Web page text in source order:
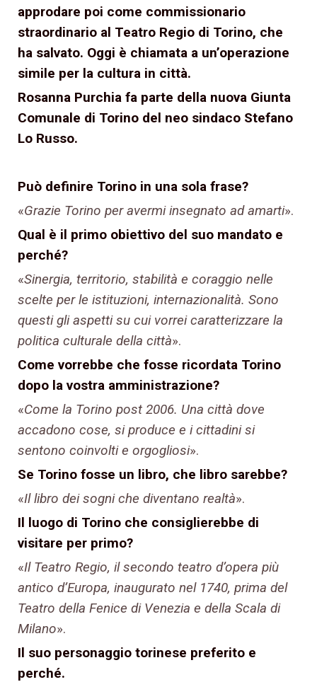
approdare poi come commissionario
straordinario al Teatro Regio di Torino, che
ha salvato. Oggi è chiamata a un’operazione
simile per la cultura in città.
Rosanna Purchia fa parte della nuova Giunta
Comunale di Torino del neo sindaco Stefano
Lo Russo.
Può definire Torino in una sola frase?
«Grazie Torino per avermi insegnato ad amarti».
Qual è il primo obiettivo del suo mandato e
perché?
«Sinergia, territorio, stabilità e coraggio nelle
scelte per le istituzioni, internazionalità. Sono
questi gli aspetti su cui vorrei caratterizzare la
politica culturale della città».
Come vorrebbe che fosse ricordata Torino
dopo la vostra amministrazione?
«Come la Torino post 2006. Una città dove
accadono cose, si produce e i cittadini si
sentono coinvolti e orgogliosi».
Se Torino fosse un libro, che libro sarebbe?
«Il libro dei sogni che diventano realtà».
Il luogo di Torino che consiglierebbe di
visitare per primo?
«Il Teatro Regio, il secondo teatro d’opera più
antico d’Europa, inaugurato nel 1740, prima del
Teatro della Fenice di Venezia e della Scala di
Milano».
Il suo personaggio torinese preferito e
perché.